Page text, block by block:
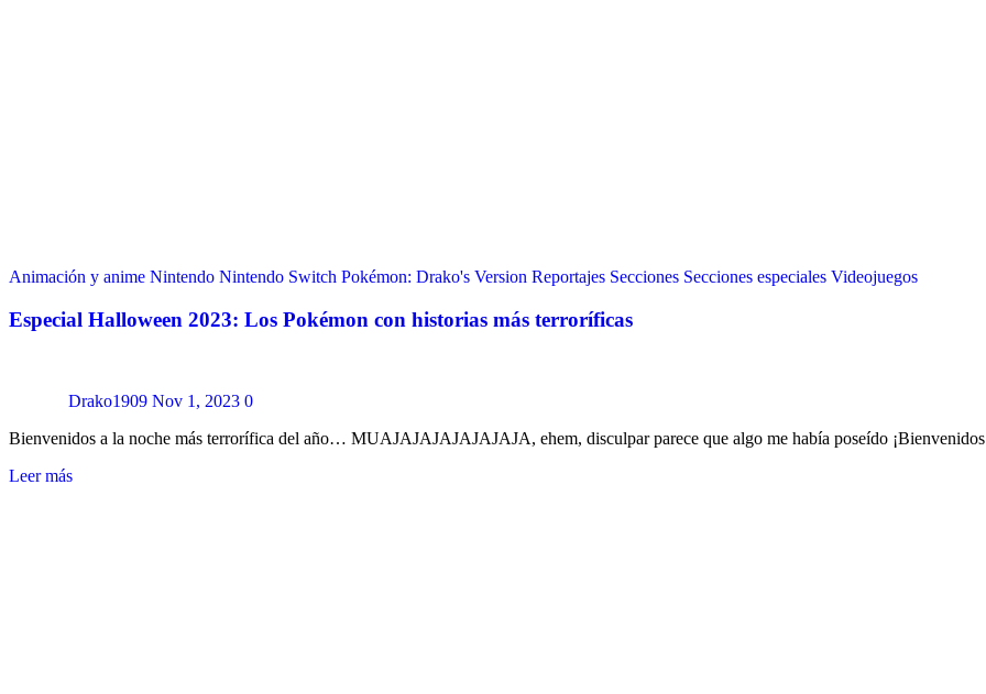
Animación y anime Nintendo Nintendo Switch Pokémon: Drako's Version Reportajes Secciones Secciones especiales Videojuegos
Especial Halloween 2023: Los Pokémon con historias más terroríficas
Drako1909 Nov 1, 2023 0
Bienvenidos a la noche más terrorífica del año… MUAJAJAJAJAJAJAJA, ehem, disculpar parece que algo me había poseído
Leer más